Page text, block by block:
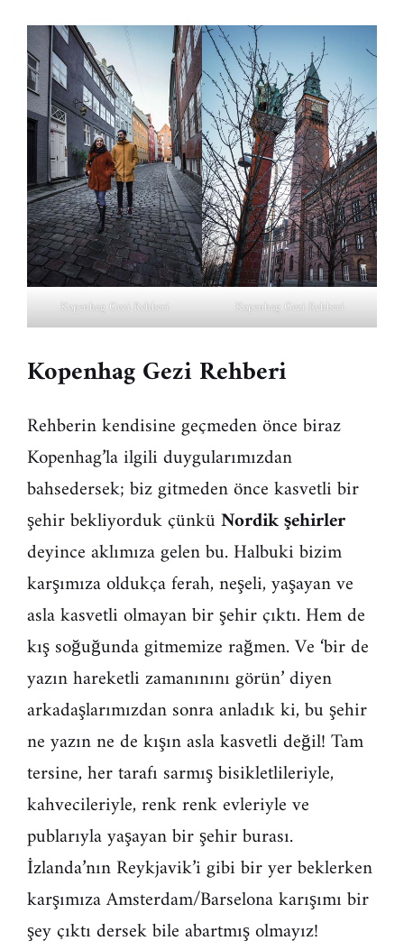
Kopenhag Gezi Rehberi Kopenhag Gezi Rehberi
Kopenhag Gezi Rehberi
Rehberin kendisine geçmeden önce biraz
Kopenhag’la ilgili duygularımızdan
bahsedersek; biz gitmeden önce kasvetli bir
şehir bekliyorduk çünküNordik şehirler
deyince aklımıza gelen bu. Halbuki bizim
karşımıza oldukça ferah, neşeli, yaşayan ve
asla kasvetli olmayan bir şehir çıktı. Hem de
kış soğuğunda gitmemize rağmen. Ve ‘bir de
yazın hareketli zamanınını görün’ diyen
arkadaşlarımızdan sonra anladık ki, bu şehir
ne yazın ne de kışın asla kasvetli değil! Tam
tersine, her tarafı sarmış bisikletlileriyle,
kahvecileriyle, renk renk evleriyle ve
publarıyla yaşayan bir şehir burası.
İzlanda’nın Reykjavik’i gibi bir yer beklerken
karşımıza Amsterdam/Barselona karışımı bir
şey çıktı dersek bile abartmış olmayız!